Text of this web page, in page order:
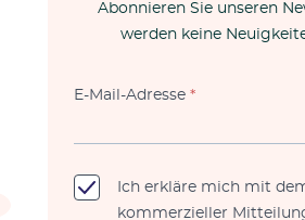
Hochzeit
Abonnieren Sie unseren
werden keine
E-Mail-Adresse*
Ich erkläre mich mit
kommerzieller